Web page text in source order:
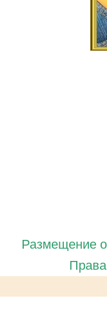
Размещение